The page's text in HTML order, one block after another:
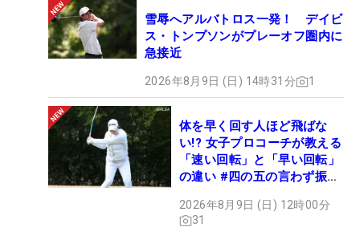
雪辱へアルバトロス一発！ デイビ
ス・トンプソンがプレーオフ圏内に
急接近
2026年8月9日 (日) 14時31分 1
体を早く回す人ほど飛ばな
い!? 女子プロコーチが教える
「速い回転」と「早い回転」
の違い #四の五の言わず振り
2026年8月9日 (日) 12時00分
31